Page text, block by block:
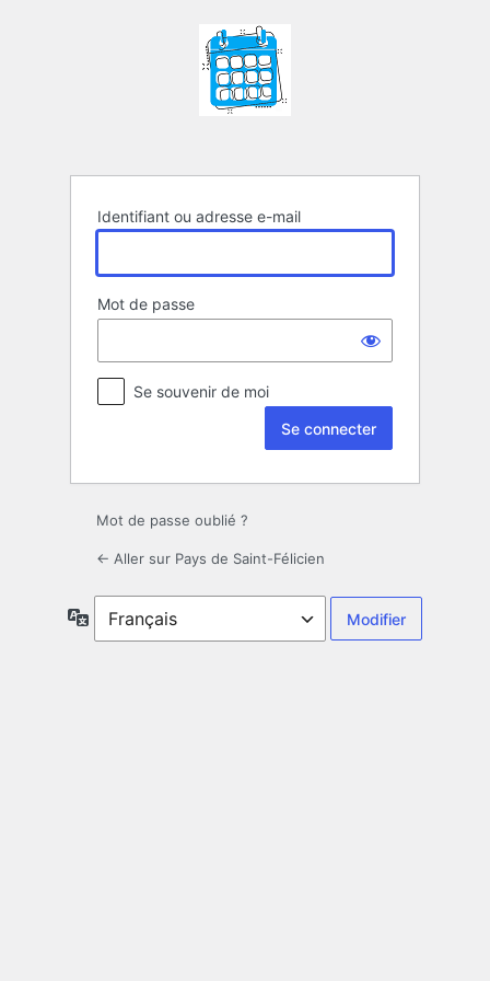
Identifiant ou adresse e-mail
Mot de passe
Se souvenir de moi
Mot de passe oublié ?
← Aller sur Pays de Saint-Félicien
Langue